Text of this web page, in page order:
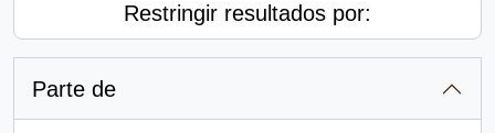
Restringir resultados por:
Parte de